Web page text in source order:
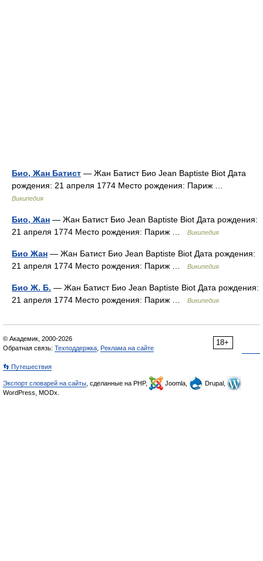
Био, Жан Батист — Жан Батист Био Jean Baptiste Biot Дата
рождения: 21 апреля 1774 Место рождения: Париж …
Википедия
Био, Жан — Жан Батист Био Jean Baptiste Biot Дата рождения:
21 апреля 1774 Место рождения: Париж …
Википедия
Био Жан — Жан Батист Био Jean Baptiste Biot Дата рождения:
21 апреля 1774 Место рождения: Париж …
Википедия
Био Ж. Б. — Жан Батист Био Jean Baptiste Biot Дата рождения:
21 апреля 1774 Место рождения: Париж …
Википедия
18+
© Академик, 2000-2026
Обратная связь: Техподдержка Реклама на сайте
👣 Путешествия
Экспорт словарей на сайты , сделанные на PHP, Joomla,
Drupal,
WordPress, MODx.